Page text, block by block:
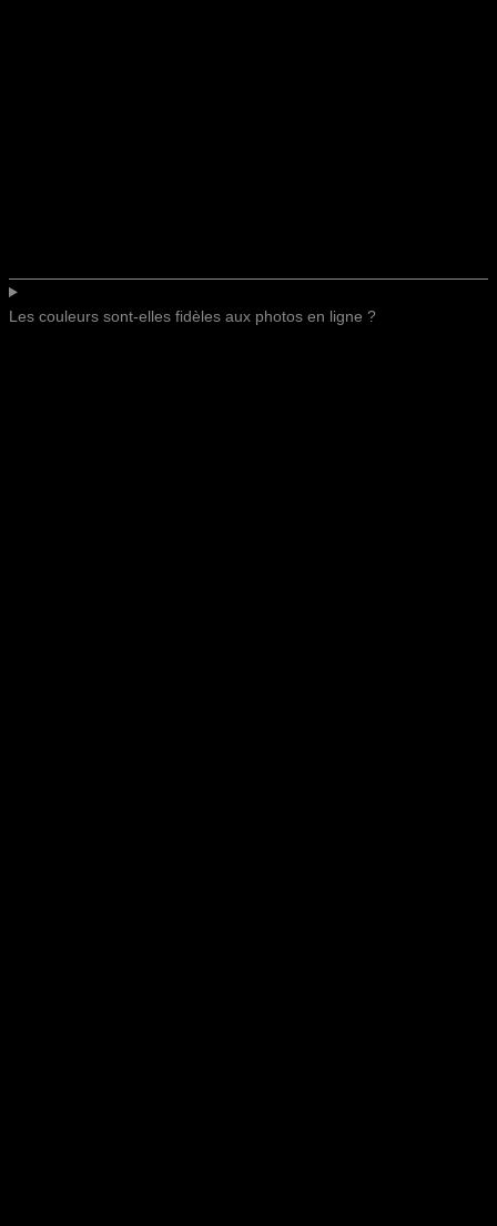
Les couleurs sont-elles fidèles aux photos en ligne ?